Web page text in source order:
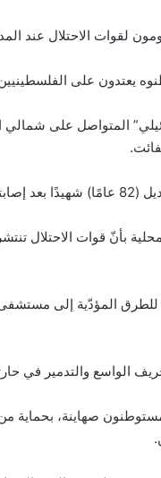
لقوات الاحتلال عند
يعتدون على
المتواصل على شمالي
في جنين.
بأنّ قوات الاحتلال
للطرق المؤدّية إلى
الواسع والتدمير في
صهاينة، بحماية من